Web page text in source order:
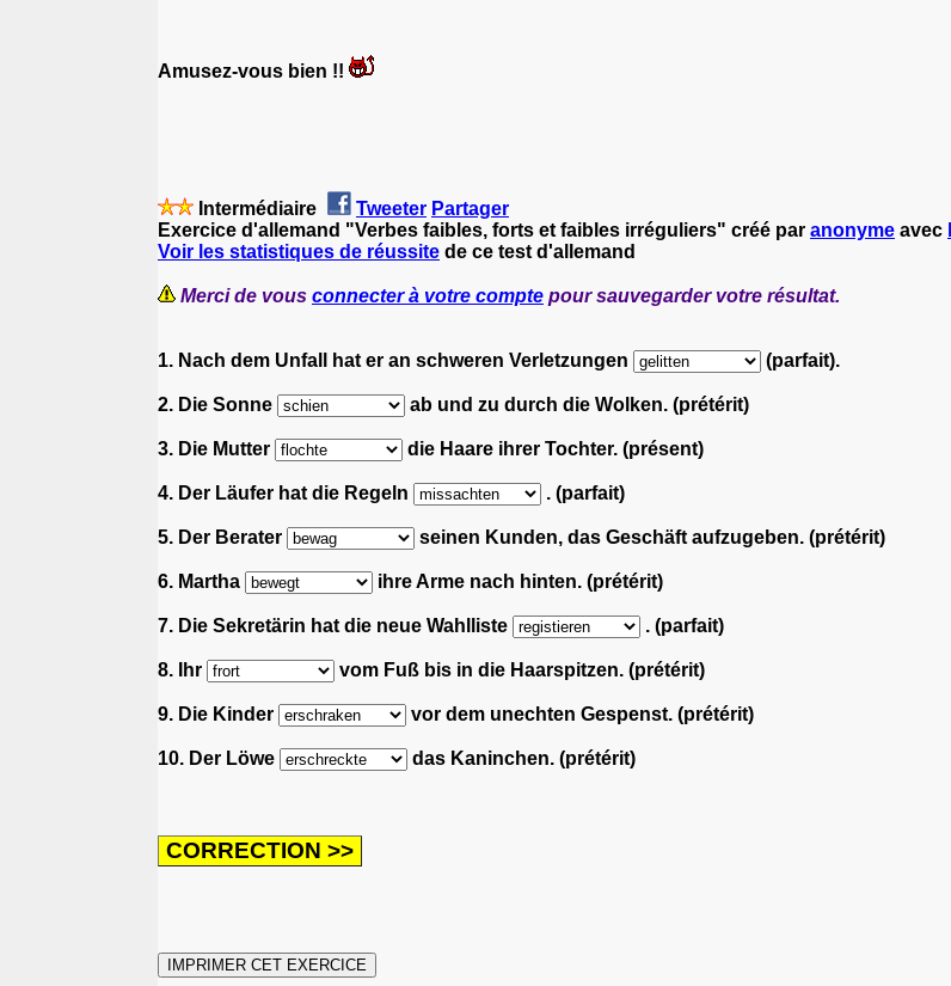
Amusez-vous bien !!
Intermédiaire Tweeter Partager
Exercice d'allemand "Verbes faibles, forts et faibles irréguliers" créé par anonyme avec
Voir les statistiques de réussite de ce test d'allemand
Merci de vous connecter à votre compte pour sauvegarder votre résultat.
1. Nach dem Unfall hat er an schweren Verletzungen (parfait).
2. Die Sonne ab und zu durch die Wolken. (prétérit)
3. Die Mutter die Haare ihrer Tochter. (présent)
4. Der Läufer hat die Regeln . (parfait)
5. Der Berater seinen Kunden, das Geschäft aufzugeben. (prétérit)
6. Martha ihre Arme nach hinten. (prétérit)
7. Die Sekretärin hat die neue Wahlliste . (parfait)
8. Ihr vom Fuß bis in die Haarspitzen. (prétérit)
9. Die Kinder vor dem unechten Gespenst. (prétérit)
10. Der Löwe das Kaninchen. (prétérit)